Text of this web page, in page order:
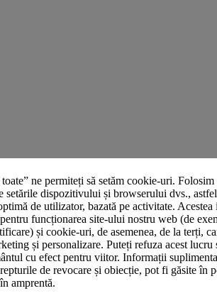
ne permiteți să setăm cookie-uri.
setările dispozitivului și browserului dvs.,
de utilizator, bazată pe activitate.
funcționarea site-ului nostru web (de
și cookie-uri, de asemenea, de la terți,
și personalizare. Puteți refuza acest
cu efect pentru viitor. Informații
de revocare și obiecție, pot fi găsite în
amprentă.